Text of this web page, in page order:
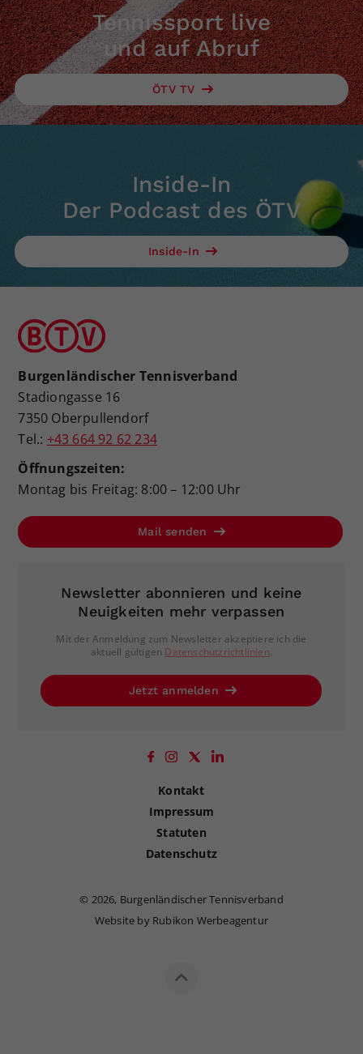
Tennissport live
und auf Abruf
ÖTV TV
Inside-In
Der Podcast des ÖTV
Inside-In
Burgenländischer Tennisverband
Stadiongasse 16
7350 Oberpullendorf
Tel.: +43 664 92 62 234
Öffnungszeiten:
Montag bis Freitag: 8:00 – 12:00 Uhr
Mail senden
Newsletter abonnieren und keine
Neuigkeiten mehr verpassen
Mit der Anmeldung zum Newsletter akzeptiere ich die
aktuell gültigen Datenschutzrichtlinien.
Jetzt anmelden
Kontakt
Impressum
Statuten
Datenschutz
© 2026, Burgenländischer Tennisverband
Website by Rubikon Werbeagentur